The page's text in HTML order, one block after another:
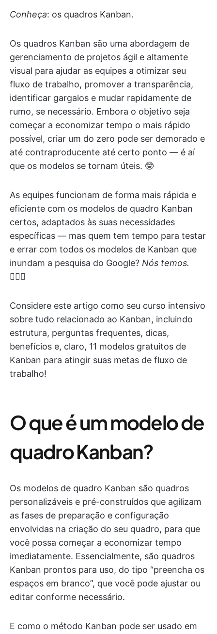
Conheça: os quadros Kanban.
Os quadros Kanban são uma abordagem de
gerenciamento de projetos ágil e altamente
visual para ajudar as equipes a otimizar seu
fluxo de trabalho, promover a transparência,
identificar gargalos e mudar rapidamente de
rumo, se necessário. Embora o objetivo seja
começar a economizar tempo o mais rápido
possível, criar um do zero pode ser demorado e
até contraproducente até certo ponto — é aí
que os modelos se tornam úteis. 🤓
As equipes funcionam de forma mais rápida e
eficiente com os modelos de quadro Kanban
certos, adaptados às suas necessidades
específicas — mas quem tem tempo para testar
e errar com todos os modelos de Kanban que
inundam a pesquisa do Google? Nós temos.
🙋🏼‍♀️
Considere este artigo como seu curso intensivo
sobre tudo relacionado ao Kanban, incluindo
estrutura, perguntas frequentes, dicas,
benefícios e, claro, 11 modelos gratuitos de
Kanban para atingir suas metas de fluxo de
trabalho!
O que é um modelo de
quadro Kanban?
Os modelos de quadro Kanban são quadros
personalizáveis e pré-construídos que agilizam
as fases de preparação e configuração
envolvidas na criação do seu quadro, para que
você possa começar a economizar tempo
imediatamente. Essencialmente, são quadros
Kanban prontos para uso, do tipo “preencha os
espaços em branco”, que você pode ajustar ou
editar conforme necessário.
E como o método Kanban pode ser usado em